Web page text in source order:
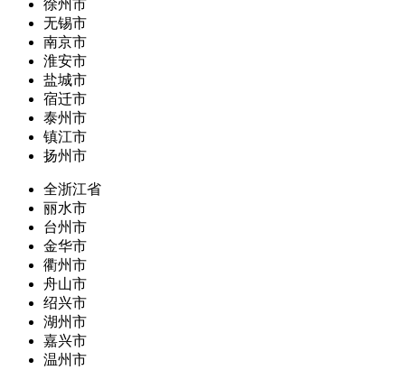
徐州市
无锡市
南京市
淮安市
盐城市
宿迁市
泰州市
镇江市
扬州市
全浙江省
丽水市
台州市
金华市
衢州市
舟山市
绍兴市
湖州市
嘉兴市
温州市